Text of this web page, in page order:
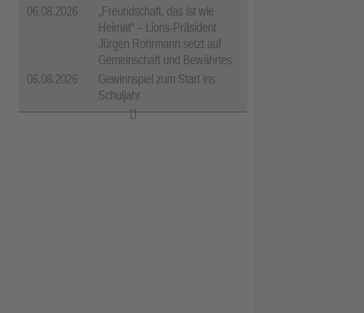
06.08.2026
„Freundschaft, das ist wie
Heimat“ – Lions-Präsident
Jürgen Rohrmann setzt auf
Gemeinschaft und Bewährtes
06.08.2026
Gewinnspiel zum Start ins
Schuljahr